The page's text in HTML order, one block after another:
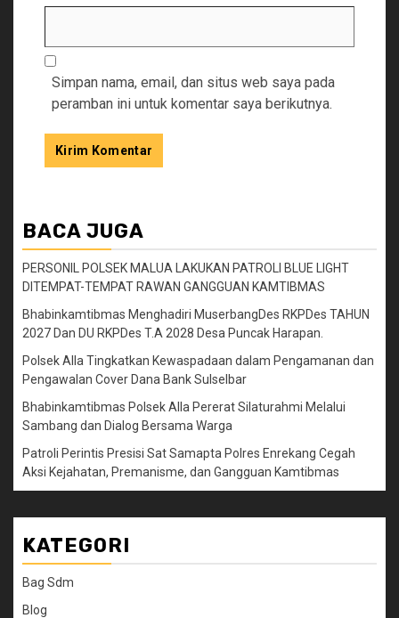
Simpan nama, email, dan situs web saya pada
peramban ini untuk komentar saya berikutnya.
BACA JUGA
PERSONIL POLSEK MALUA LAKUKAN PATROLI BLUE LIGHT
DITEMPAT-TEMPAT RAWAN GANGGUAN KAMTIBMAS
Bhabinkamtibmas Menghadiri MuserbangDes RKPDes TAHUN
2027 Dan DU RKPDes T.A 2028 Desa Puncak Harapan.
Polsek Alla Tingkatkan Kewaspadaan dalam Pengamanan dan
Pengawalan Cover Dana Bank Sulselbar
Bhabinkamtibmas Polsek Alla Pererat Silaturahmi Melalui
Sambang dan Dialog Bersama Warga
Patroli Perintis Presisi Sat Samapta Polres Enrekang Cegah
Aksi Kejahatan, Premanisme, dan Gangguan Kamtibmas
KATEGORI
Bag Sdm
Blog